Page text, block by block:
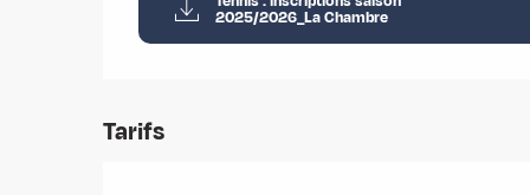
2025/2026_La Chambre
Tarifs